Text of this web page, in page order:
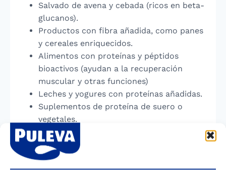
Salvado de avena y cebada (ricos en beta-
glucanos).
Productos con fibra añadida, como panes
y cereales enriquecidos.
Alimentos con proteínas y péptidos
bioactivos (ayudan a la recuperación
muscular y otras funciones)
Leches y yogures con proteínas añadidas.
Suplementos de proteína de suero o
vegetales.
Productos a base de soja (tofu, leche de
soja).
Las bifidobacterias